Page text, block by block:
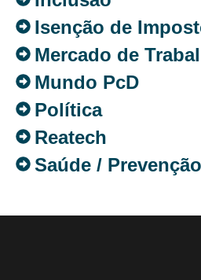
Isenção de
Mercado de
Mundo PcD
Política
Reatech
Saúde / Prevenção